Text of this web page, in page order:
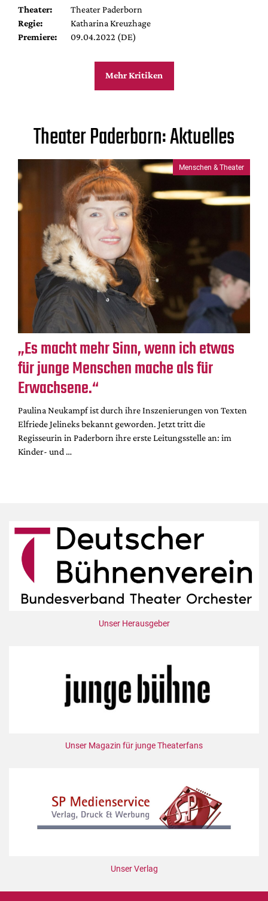
Theater:
Theater Paderborn
Regie:
Katharina Kreuzhage
Premiere:
09.04.2022 (DE)
Mehr Kritiken
Theater Paderborn: Aktuelles
Menschen & Theater
„Es macht mehr Sinn, wenn ich etwas
für junge Menschen mache als für
Erwachsene.“
Paulina Neukampf ist durch ihre Inszenierungen von Texten
Elfriede Jelineks bekannt geworden. Jetzt tritt die
Regisseurin in Paderborn ihre erste Leitungsstelle an: im
Kinder- und …
Unser Herausgeber
Unser Magazin für junge Theaterfans
Unser Verlag